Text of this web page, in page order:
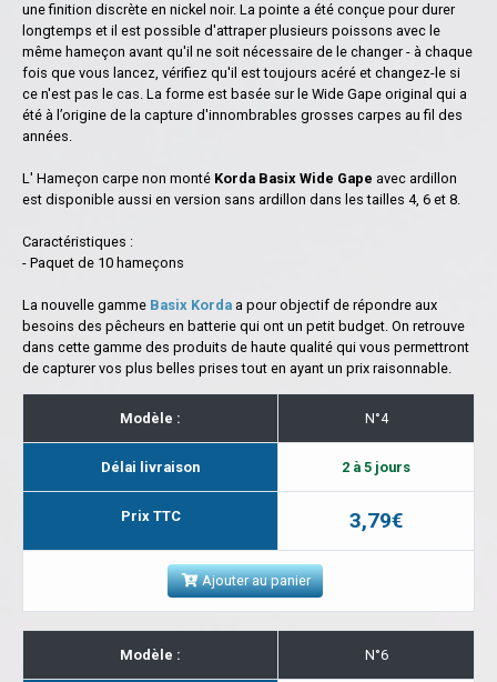
une finition discrète en nickel noir. La pointe a été conçue pour durer
longtemps et il est possible d'attraper plusieurs poissons avec le
même hameçon avant qu'il ne soit nécessaire de le changer - à chaque
fois que vous lancez, vérifiez qu'il est toujours acéré et changez-le si
ce n'est pas le cas. La forme est basée sur le Wide Gape original qui a
été à l’origine de la capture d'innombrables grosses carpes au fil des
années.
L' Hameçon carpe non monté Korda Basix Wide Gape avec ardillon
est disponible aussi en version sans ardillon dans les tailles 4, 6 et 8.
Caractéristiques :
- Paquet de 10 hameçons
La nouvelle gamme Basix Korda a pour objectif de répondre aux
besoins des pêcheurs en batterie qui ont un petit budget. On retrouve
dans cette gamme des produits de haute qualité qui vous permettront
de capturer vos plus belles prises tout en ayant un prix raisonnable.
Modèle : N°4
Délai livraison 2 à 5 jours
Prix TTC 3,79€
Ajouter au panier
Modèle : N°6